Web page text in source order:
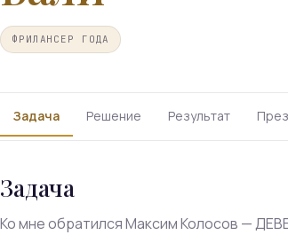
ФРИЛАНСЕР ГОДА
Задача Решение Результат
Задача
Ко мне обратился Максим Колосов —